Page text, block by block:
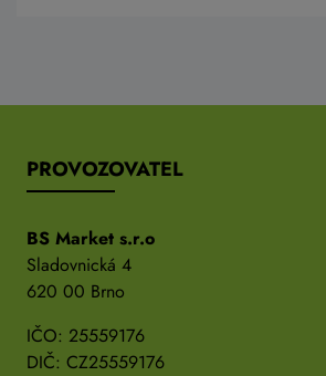
PROVOZOVATEL
BS Market s.r.o
Sladovnická 4
620 00 Brno
IČO: 25559176
DIČ: CZ25559176